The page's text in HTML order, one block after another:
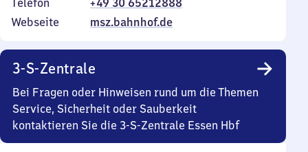
Telefon
+49 30 65212888
Webseite
msz.bahnhof.de
3-S-Zentrale
Bei Fragen oder Hinweisen rund um die Themen
Service, Sicherheit oder Sauberkeit
kontaktieren Sie die 3-S-Zentrale Essen Hbf